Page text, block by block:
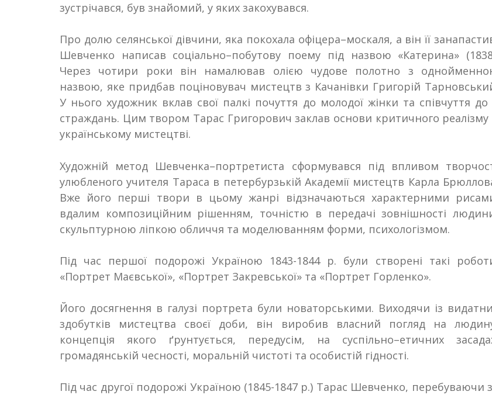
зустрічався, був знайомий, у яких закохувався.
Про долю селянської дівчини, яка покохала офіцера–москаля, а він її
Шевченко написав соціально–побутову поему під назвою «Катерина»
Через чотири роки він намалював олією чудове полотно з
назвою, яке придбав поціновувач мистецтв з Качанівки Григорій
У нього художник вклав свої палкі почуття до молодої жінки та співчуття до
страждань. Цим твором Тарас Григорович заклав основи критичного реалізму
українському мистецтві.
Художній метод Шевченка–портретиста сформувався під впливом
улюбленого учителя Тараса в петербурзькій Академії мистецтв Карла
Вже його перші твори в цьому жанрі відзначаються характерними
вдалим композиційним рішенням, точністю в передачі зовнішності
скульптурною ліпкою обличчя та моделюванням форми, психологізмом.
Під час першої подорожі Україною 1843-1844 р. були створені такі
«Портрет Маєвської», «Портрет Закревської» та «Портрет Горленко».
Його досягнення в галузі портрета були новаторськими. Виходячи із
здобутків мистецтва своєї доби, він виробив власний погляд на
концепція якого ґрунтується, передусім, на суспільно–етичних
громадянській чесності, моральній чистоті та особистій гідності.
Під час другої подорожі Україною (1845-1847 р.) Тарас Шевченко, перебуваючи